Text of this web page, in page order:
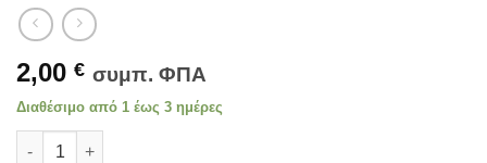
2,00 € συμπ. ΦΠΑ
Διαθέσιμο από 1 έως 3 ημέρες
Γυναικείο κολιέ με διπλή μεταλλική σπείρα ποσότητα